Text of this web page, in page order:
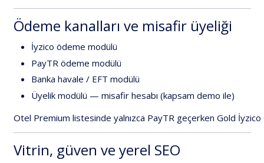
Ödeme kanalları ve misafir üyeliği
İyzico ödeme modülü
PayTR ödeme modülü
Banka havale / EFT modülü
Üyelik modülü — misafir hesabı (kapsam demo ile)
Otel Premium listesinde yalnızca PayTR geçerken Gold İyzico
Vitrin, güven ve yerel SEO